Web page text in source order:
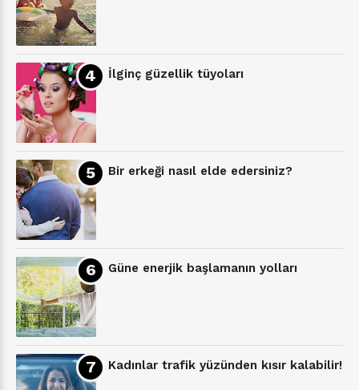
İlginç güzellik tüyoları
Bir erkeği nasıl elde edersiniz?
Güne enerjik başlamanın yolları
Kadınlar trafik yüzünden kısır kalabilir!